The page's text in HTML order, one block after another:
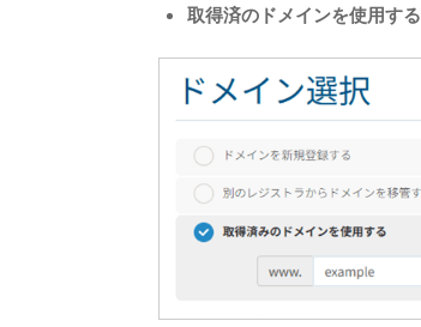
取得済のドメインを使用する